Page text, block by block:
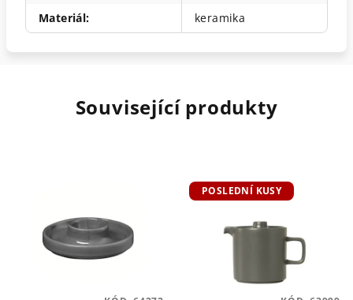
Materiál: keramika
Související produkty
POSLEDNÍ KUSY